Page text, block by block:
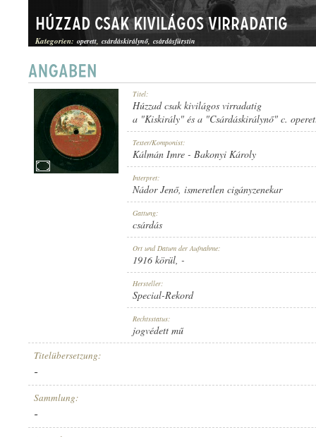
CSÁRDÁS
1916 KÖRÜL
SPECIAL-REKORD
Húzzad csak kivilágos virradatig
Kategorien: operett csárdáskirálynő csárdásfürstin
Titel:
Húzzad csak kivilágos virradatig
a "Kiskirály" és a "Csárdáskirálynő" c.
Texter/Komponist:
Kálmán Imre - Bakonyi Károly
Interpret:
Nádor Jenő, ismeretlen cigányzenekar
Gattung:
csárdás
Ort und Datum der Aufnahme:
1916 körül, -
Hersteller:
Special-Rekord
Rechtsstatus:
jogvédett mű
Titelübersetzung:
-
Sammlung:
-